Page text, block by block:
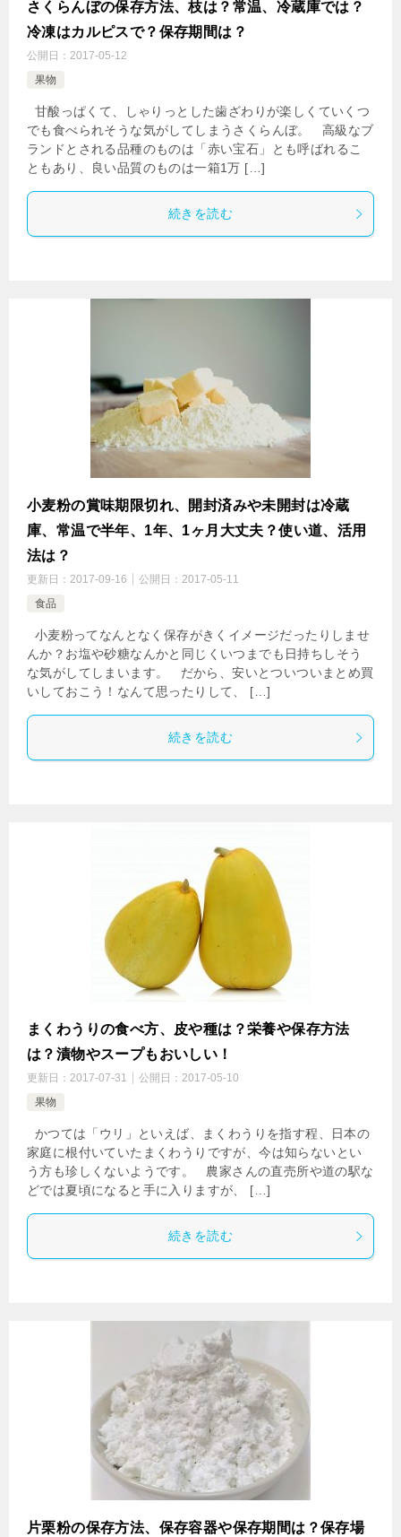
さくらんぼの保存方法、枝は？常温、冷蔵庫では？
冷凍はカルピスで？保存期間は？
公開日： 2017-05-12
果物
甘酸っぱくて、しゃりっとした歯ざわりが楽しくていくつ
でも食べられそうな気がしてしまうさくらんぼ。 高級なブ
ランドとされる品種のものは「赤い宝石」とも呼ばれるこ
ともあり、良い品質のものは一箱1万 […]
続きを読む
小麦粉の賞味期限切れ、開封済みや未開封は冷蔵
庫、常温で半年、1年、1ヶ月大丈夫？使い道、活用
法は？
更新日： 2017-09-16 公開日： 2017-05-11
食品
小麦粉ってなんとなく保存がきくイメージだったりしませ
んか？お塩や砂糖なんかと同じくいつまでも日持ちしそう
な気がしてしまいます。 だから、安いとついついまとめ買
いしておこう！なんて思ったりして、 […]
続きを読む
まくわうりの食べ方、皮や種は？栄養や保存方法
は？漬物やスープもおいしい！
更新日： 2017-07-31 公開日： 2017-05-10
果物
かつては「ウリ」といえば、まくわうりを指す程、日本の
家庭に根付いていたまくわうりですが、今は知らないとい
う方も珍しくないようです。 農家さんの直売所や道の駅な
どでは夏頃になると手に入りますが、 […]
続きを読む
片栗粉の保存方法、保存容器や保存期間は？保存場